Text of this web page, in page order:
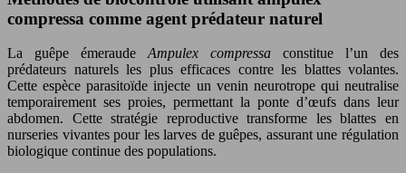
compressa comme agent prédateur naturel
La guêpe émeraude Ampulex compressa constitue l’un des
prédateurs naturels les plus efficaces contre les blattes volantes.
Cette espèce parasitoïde injecte un venin neurotrope qui neutralise
temporairement ses proies, permettant la ponte d’œufs dans leur
abdomen. Cette stratégie reproductive transforme les blattes en
nurseries vivantes pour les larves de guêpes, assurant une régulation
biologique continue des populations.